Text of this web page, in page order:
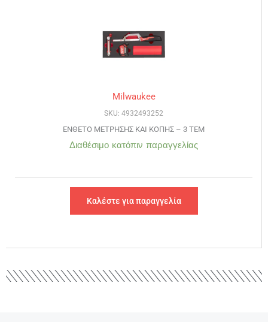
Milwaukee
SKU: 4932493252
ΕΝΘΕΤΟ ΜΕΤΡΗΣΗΣ ΚΑΙ ΚΟΠΗΣ – 3 ΤΕΜ
Διαθέσιμο κατόπιν παραγγελίας
Καλέστε για παραγγελία